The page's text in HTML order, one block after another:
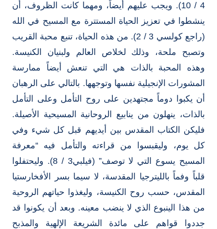
4 / 10). ويجب عليهم أيضاً، ومهما كانت الظروف، أن
ينشطوا في تعزيز الحياة المستترة مع المسيح في الله
(راجع كولسي 3 / 2). من هذه الحياة، تنبع محبة القريب
وتصبح ملحة، وذلك لخلاص العالم ولبنيان الكنيسة.
وهذه المحبة بالذات هي التي تنعش أيضاً ممارسة
المشورات الإنجيلية نفسها وتوجهها. بالتالي على الرهبان
أن يكبوا دوماً مجتهدين على روح التأمل وعلى التأمل
بالذات، ينهلون من ينابيع الروحانية المسيحية الأصيلة.
فليكن الكتاب المقدس بين أيديهم قبل كل شيء وفي
كل يوم، وليقبسوا من قراءته والتأمل فيه “معرفة
المسيح يسوع التي لا توصف” (فيلبي3 / 8). وليحتفلوا
قلباً وفماً بالليترجيا المقدسة، لا سيما بسر الأفخارستيا
المقدس، حسب روح الكنيسة، وليغذوا حياتهم الروحية
من هذا الينبوع الذي لا ينضب معينه. وبعد أن يكونوا قد
جددوا قواهم على مائدة الشريعة الإلهية والمذبح